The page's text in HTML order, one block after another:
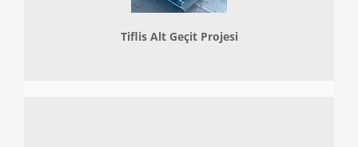
Tiflis Alt Geçit Projesi